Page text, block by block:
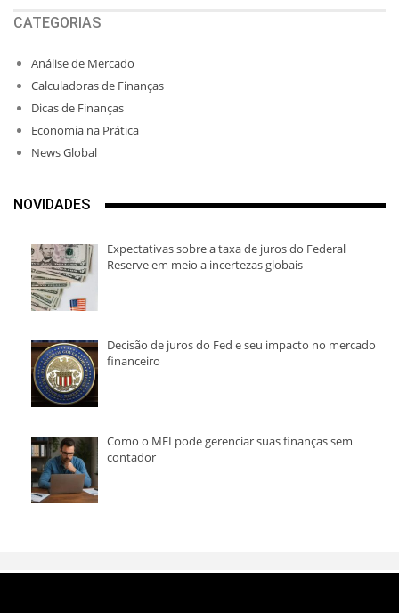
CATEGORIAS
Análise de Mercado
Calculadoras de Finanças
Dicas de Finanças
Economia na Prática
News Global
NOVIDADES
Expectativas sobre a taxa de juros do Federal
Reserve em meio a incertezas globais
Decisão de juros do Fed e seu impacto no mercado
financeiro
Como o MEI pode gerenciar suas finanças sem
contador